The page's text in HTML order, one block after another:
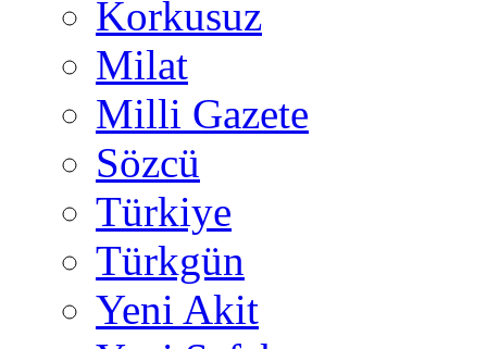
Korkusuz
Milat
Milli Gazete
Sözcü
Türkiye
Türkgün
Yeni Akit